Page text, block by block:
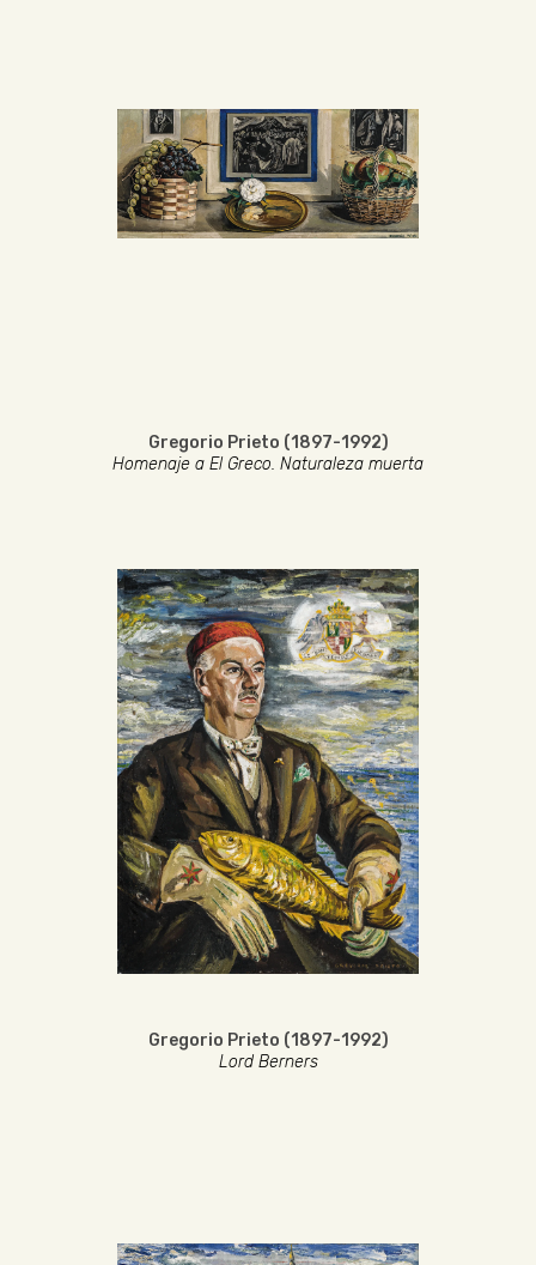
Gregorio Prieto (1897-1992)
Homenaje a El Greco. Naturaleza muerta
Gregorio Prieto (1897-1992)
Lord Berners